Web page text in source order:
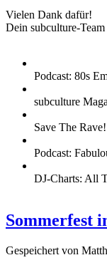
Vielen Dank dafür!
Dein subculture-Team
Podcast: 80s
subculture
Save The Rave!
Podcast:
DJ-Charts: All
Sommerfest
Gespeichert von